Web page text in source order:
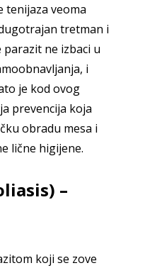
tenijaza veoma
tretman i
ne izbaci u
i
je kod ovog
prevencija koja
obradu mesa i
lične higijene.
–
koji se zove